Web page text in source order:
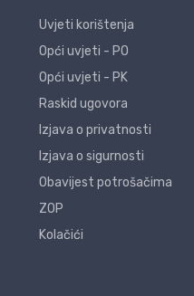
Uvjeti korištenja
Opći uvjeti - PO
Opći uvjeti - PK
Raskid ugovora
Izjava o privatnosti
Izjava o sigurnosti
Obavijest potrošačima
ZOP
Kolačići